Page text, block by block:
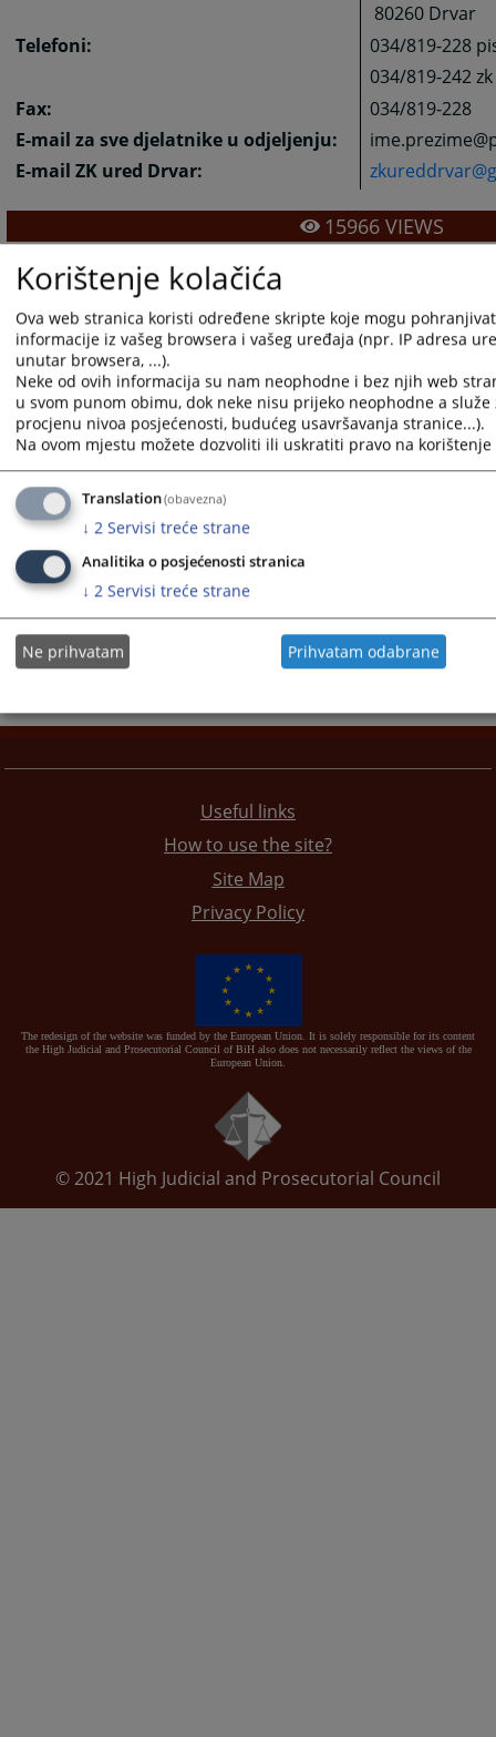
Court's Contacts
Judicial Institutions Directory
80260 Drvar
Telefoni:
034/819-228
034/819-242
Fax:
034/819-228
E-mail za sve djelatnike u odjeljenju:
E-mail ZK ured Drvar:
15966VIEWS
1 - 1 / 1
1
Useful links
How to use the site?
Site Map
Privacy Policy
The redesign of the website was funded by the European Union. It is solely responsible for its content
the High Judicial and Prosecutorial Council of BiH also does not necessarily reflect the views of the
European Union.
© 2021 High Judicial and Prosecutorial Council
Korištenje kolačića
Ova web stranica koristi određene skripte koje mogu
informacije iz vašeg browsera i vašeg uređaja (npr. IP adresa
unutar browsera, ...).
Neke od ovih informacija su nam neophodne i bez njih web
u svom punom obimu, dok neke nisu prijeko neophodne a
procjenu nivoa posjećenosti, budućeg usavršavanja stranice...).
Na ovom mjestu možete dozvoliti ili uskratiti pravo na
Translation(obavezna)
↓ 2 Servisi treće strane
Analitika o posjećenosti stranica
↓ 2 Servisi treće strane
Ne prihvatam Prihvatam odabrane